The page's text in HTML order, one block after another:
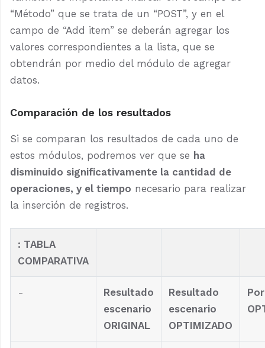
“Método” que se trata de un “POST”, y en el
campo de “Add item” se deberán agregar los
valores correspondientes a la lista, que se
obtendrán por medio del módulo de agregar
datos.
Comparación de los resultados
Si se comparan los resultados de cada uno de
estos módulos, podremos ver que se ha
disminuido significativamente la cantidad de
operaciones, y el tiempo necesario para realizar
la inserción de registros.
: TABLA
COMPARATIVA
-
Resultado
escenario
ORIGINAL
Resultado
escenario
OPTIMIZADO